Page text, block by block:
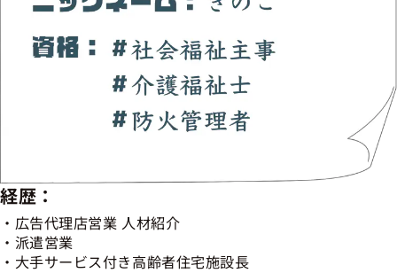
経歴：
広告代理店営業 人材紹介
派遣営業
大手サービス付き高齢者住宅施設長